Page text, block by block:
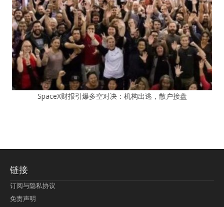
SpaceX财报引爆多空对决：机构出逃，散户接盘
链接
订阅与隐私协议
免责声明